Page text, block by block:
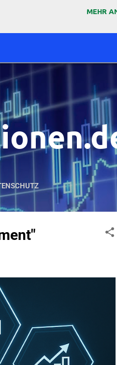
ist Mut. Viele Unternehmen
erheblich. Ein
MEHR